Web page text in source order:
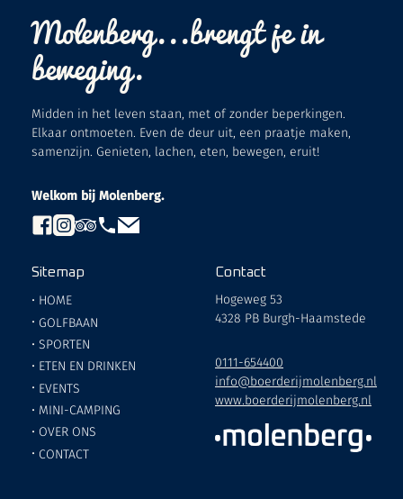
Molenberg...brengt je in
beweging.
Midden in het leven staan, met of zonder beperkingen.
Elkaar ontmoeten. Even de deur uit, een praatje maken,
samenzijn. Genieten, lachen, eten, bewegen, eruit!
Welkom bij Molenberg.
Sitemap
• HOME
• GOLFBAAN
• SPORTEN
• ETEN EN DRINKEN
• EVENTS
• MINI-CAMPING
• OVER ONS
• CONTACT
Contact
Hogeweg 53
4328 PB Burgh-Haamstede
0111-654400
info@boerderijmolenberg.nl
www.boerderijmolenberg.nl